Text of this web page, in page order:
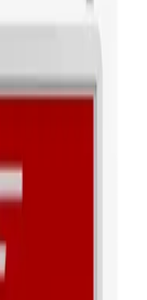
picking,
operatore.
e gestire